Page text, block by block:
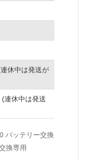
休中は発送が
連休中は発送
バッテリー交換
換専用